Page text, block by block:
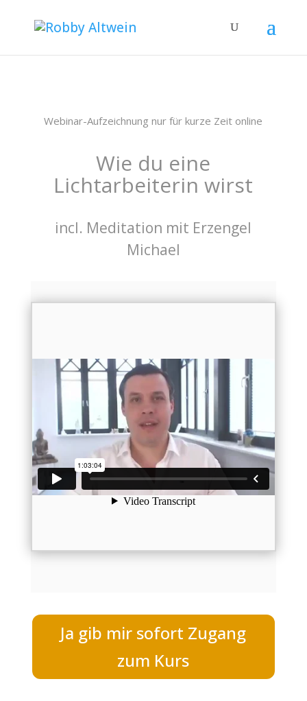
Webinar-Aufzeichnung nur für kurze Zeit online
Wie du eine
Lichtarbeiterin wirst
incl. Meditation mit Erzengel
Michael
Ja gib mir sofort Zugang
zum Kurs